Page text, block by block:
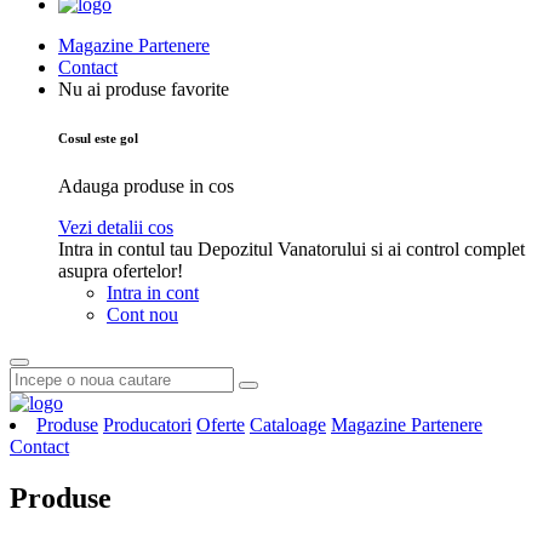
Magazine Partenere
Contact
Nu ai produse favorite
Cosul este gol
Adauga produse in cos
Vezi detalii cos
Intra in contul tau Depozitul Vanatorului si ai control complet
asupra ofertelor!
Intra in cont
Cont nou
Produse Producatori Oferte Cataloage Magazine Partenere
Contact
Produse